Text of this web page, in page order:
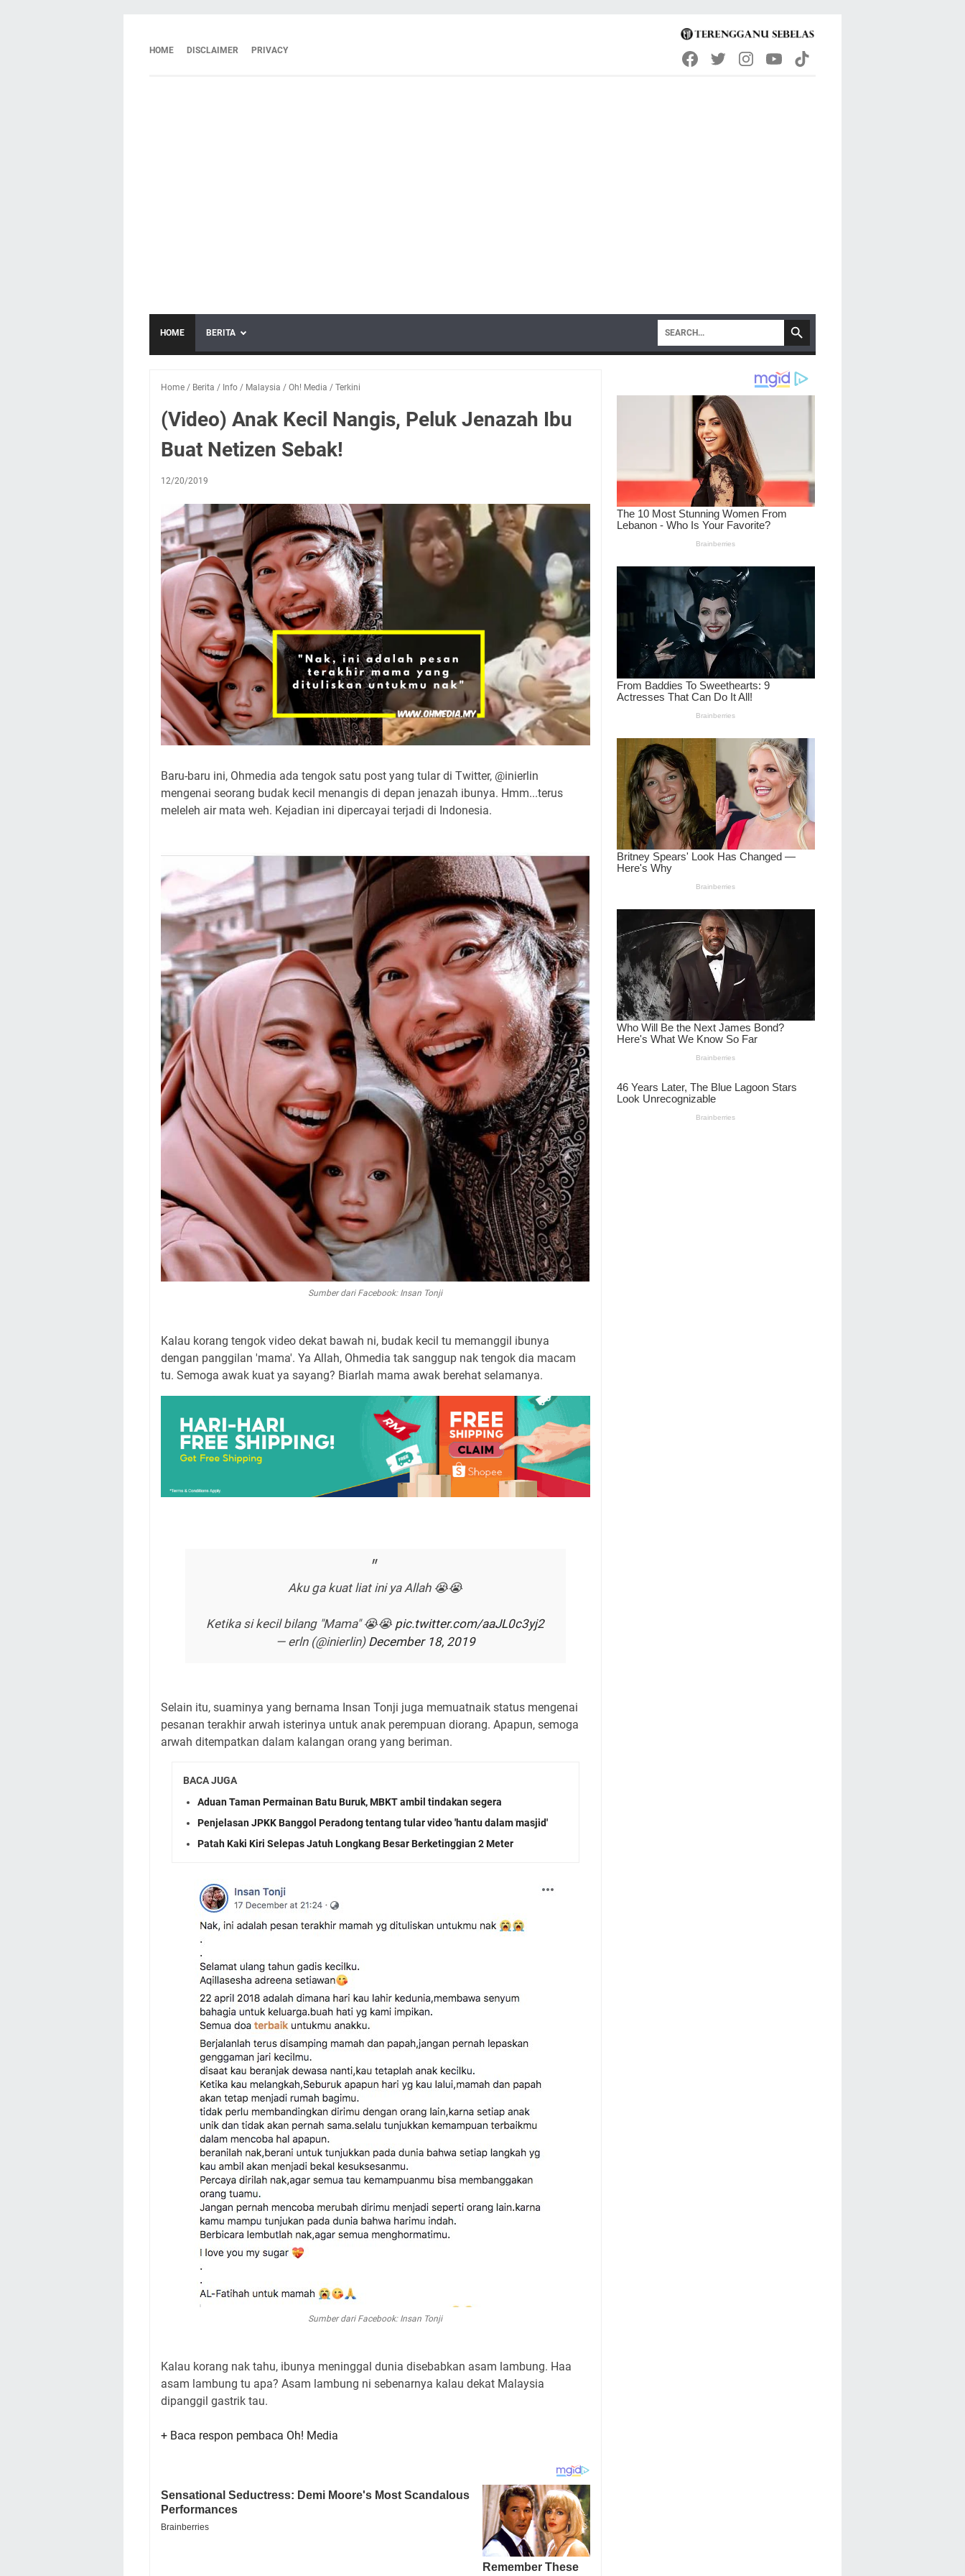
HOME DISCLAIMER PRIVACY
HOME BERITA
Home / Berita / Info / Malaysia / Oh! Media / Terkini
(Video) Anak Kecil Nangis, Peluk Jenazah Ibu
Buat Netizen Sebak!
12/20/2019
Baru-baru ini, Ohmedia ada tengok satu post yang tular di Twitter, @inierlin
mengenai seorang budak kecil menangis di depan jenazah ibunya. Hmm...terus
meleleh air mata weh. Kejadian ini dipercayai terjadi di Indonesia.
Sumber dari Facebook: Insan Tonji
Kalau korang tengok video dekat bawah ni, budak kecil tu memanggil ibunya
dengan panggilan 'mama'. Ya Allah, Ohmedia tak sanggup nak tengok dia macam
tu. Semoga awak kuat ya sayang? Biarlah mama awak berehat selamanya.
Aku ga kuat liat ini ya Allah 😭😭
Ketika si kecil bilang "Mama" 😭😭 pic.twitter.com/aaJL0c3yj2
— erln (@inierlin) December 18, 2019
Selain itu, suaminya yang bernama Insan Tonji juga memuatnaik status mengenai
pesanan terakhir arwah isterinya untuk anak perempuan diorang. Apapun, semoga
arwah ditempatkan dalam kalangan orang yang beriman.
BACA JUGA
Aduan Taman Permainan Batu Buruk, MBKT ambil tindakan segera
Penjelasan JPKK Banggol Peradong tentang tular video 'hantu dalam masjid'
Patah Kaki Kiri Selepas Jatuh Longkang Besar Berketinggian 2 Meter
Sumber dari Facebook: Insan Tonji
Kalau korang nak tahu, ibunya meninggal dunia disebabkan asam lambung. Haa
asam lambung tu apa? Asam lambung ni sebenarnya kalau dekat Malaysia
dipanggil gastrik tau.
+ Baca respon pembaca Oh! Media